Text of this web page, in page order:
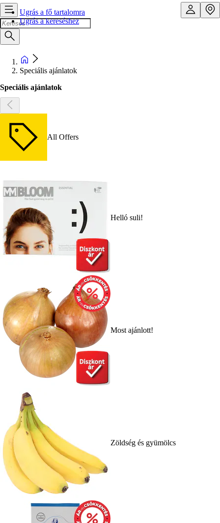
Ugrás a fő tartalomra
Ugrás a kereséshez
Speciális ajánlatok
Speciális ajánlatok
All Offers
Helló suli!
Most ajánlott!
Zöldség és gyümölcs